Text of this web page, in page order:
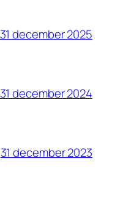
31 december 2025
31 december 2024
31 december 2023